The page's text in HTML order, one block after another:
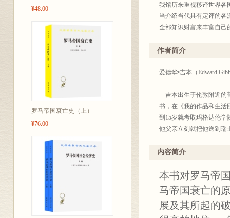
¥48.00
罗马帝国衰亡史（上）
¥76.00
我馆历来重视移译世界各
当介绍当代具有定评的各
全部知识财富来丰富自己
考，又利于文化积累。为
也不完全统一，凡是原来
译界给我们批评、建议
商务印书馆编辑部
2003年10月
作者简介
爱德华•吉本（Edward
吉本出生于伦敦附近的
书，在《我的作品和生活
到15岁就考取玛格达伦
他父亲立刻就把他送到瑞
年，他前往欧洲大陆旅游
头。
1770年吉本的父亲去世
内容简介
本书对罗马帝
马帝国衰亡的
展及其所起的